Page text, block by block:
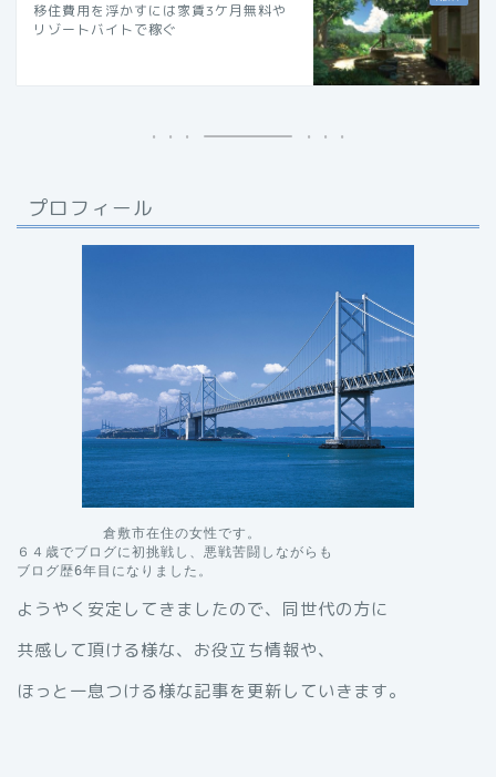
移住費用を浮かすには家賃3ケ月無料や
リゾートバイトで稼ぐ
プロフィール
倉敷市在住の女性です。
６４歳でブログに初挑戦し、悪戦苦闘しながらも
ブログ歴6年目になりました。
ようやく安定してきましたので、同世代の方に
共感して頂ける様な、お役立ち情報や、
ほっと一息つける様な記事を更新していきます。